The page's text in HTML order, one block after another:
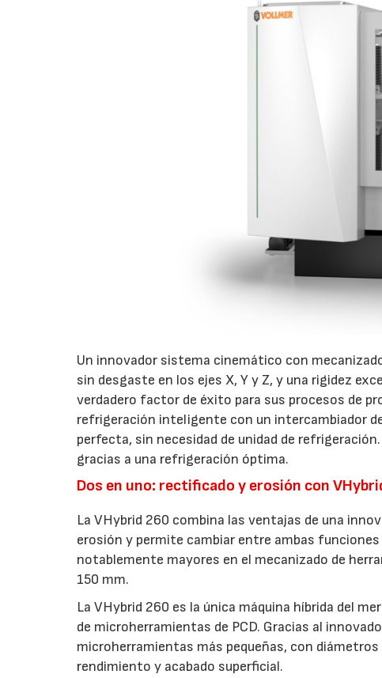
Un innovador sistema cinemático con
sin desgaste en los ejes X, Y y Z, y una rigidez
verdadero factor de éxito para sus procesos de
refrigeración inteligente con un intercambiador
perfecta, sin necesidad de unidad de
gracias a una refrigeración óptima.
Dos en uno: rectificado y erosión con
La VHybrid 260 combina las ventajas de una
erosión y permite cambiar entre ambas
notablemente mayores en el mecanizado de
150 mm.
La VHybrid 260 es la única máquina híbrida del
de microherramientas de PCD. Gracias al
microherramientas más pequeñas, con
rendimiento y acabado superficial.